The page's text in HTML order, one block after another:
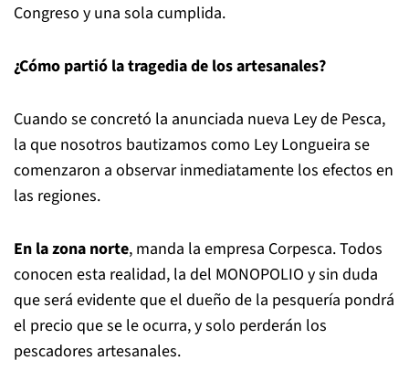
Congreso y una sola cumplida.
¿Cómo partió la tragedia de los artesanales?
Cuando se concretó la anunciada nueva Ley de Pesca,
la que nosotros bautizamos como Ley Longueira se
comenzaron a observar inmediatamente los efectos en
las regiones.
En la zona norte, manda la empresa Corpesca. Todos
conocen esta realidad, la del MONOPOLIO y sin duda
que será evidente que el dueño de la pesquería pondrá
el precio que se le ocurra, y solo perderán los
pescadores artesanales.